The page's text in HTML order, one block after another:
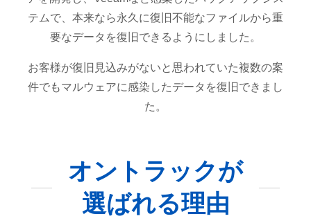
テムで、本来なら永久に復旧不能なファイルから重
要なデータを復旧できるようにしました。
お客様が復旧見込みがないと思われていた複数の案
件でもマルウェアに感染したデータを復旧できまし
た。
オントラックが
選ばれる理由